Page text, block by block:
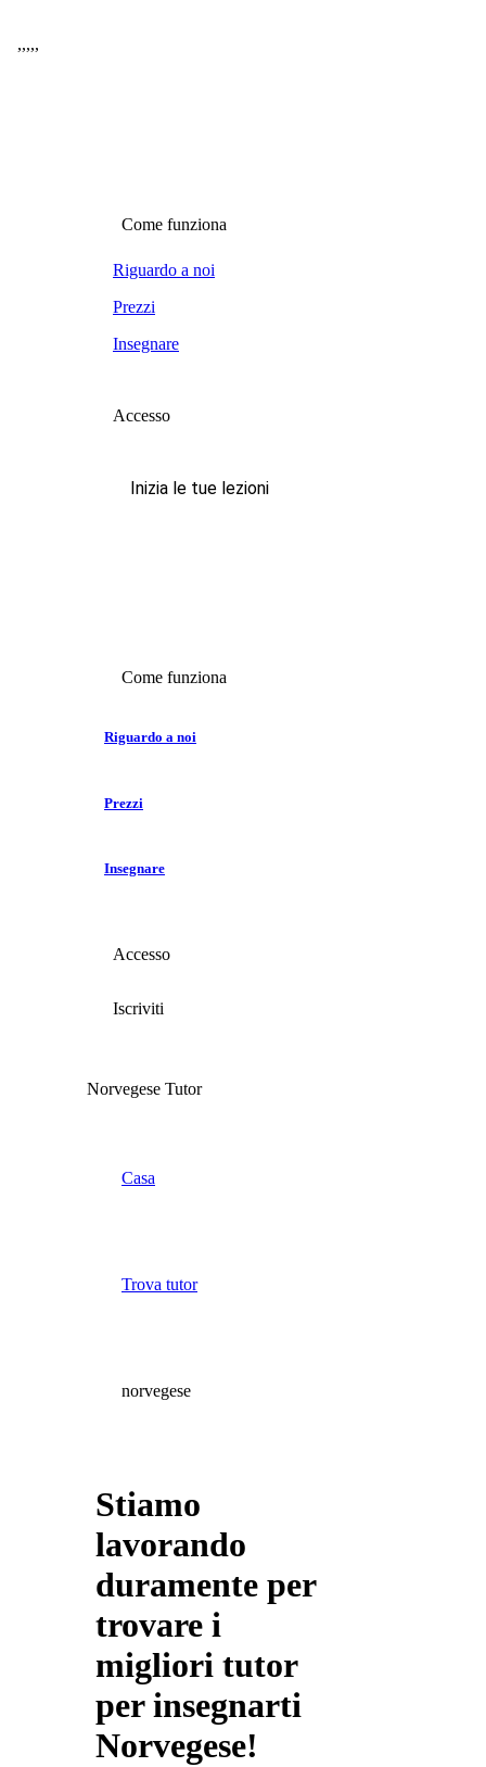
,,,,,
Come funziona
Riguardo a noi
Prezzi
Insegnare
Accesso
Inizia le tue lezioni
Come funziona
Riguardo a noi
Prezzi
Insegnare
Accesso
Iscriviti
Norvegese Tutor
Casa
Trova tutor
norvegese
Stiamo
lavorando
duramente per
trovare i
migliori tutor
per insegnarti
Norvegese!